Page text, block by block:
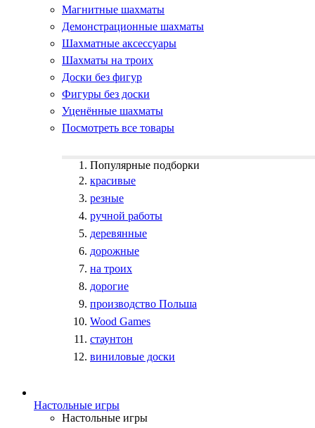
Магнитные шахматы
Демонстрационные шахматы
Шахматные аксессуары
Шахматы на троих
Доски без фигур
Фигуры без доски
Уценённые шахматы
Посмотреть все товары
Популярные подборки
красивые
резные
ручной работы
деревянные
дорожные
на троих
дорогие
производство Польша
Wood Games
стаунтон
виниловые доски
Настольные игры
Настольные игры